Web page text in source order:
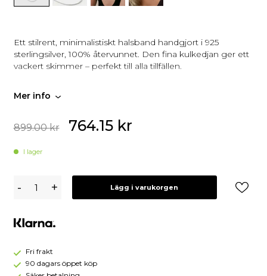
Ett stilrent, minimalistiskt halsband handgjort i 925
sterlingsilver, 100% återvunnet. Den fina kulkedjan ger ett
vackert skimmer – perfekt till alla tillfällen.
Mer info
899.00kr 764.15 kr
I lager
P
Doria
Halsband
- + Lägg i varukorgen
Fri frakt
90 dagars öppet köp